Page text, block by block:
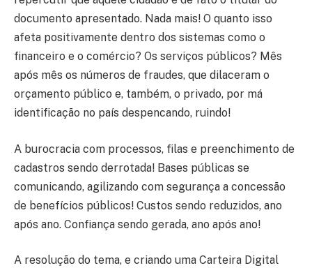
documento apresentado. Nada mais! O quanto isso
afeta positivamente dentro dos sistemas como o
financeiro e o comércio? Os serviços públicos? Mês
após mês os números de fraudes, que dilaceram o
orçamento público e, também, o privado, por má
identificação no país despencando, ruindo!
A burocracia com processos, filas e preenchimento de
cadastros sendo derrotada! Bases públicas se
comunicando, agilizando com segurança a concessão
de benefícios públicos! Custos sendo reduzidos, ano
após ano. Confiança sendo gerada, ano após ano!
A resolução do tema, e criando uma Carteira Digital